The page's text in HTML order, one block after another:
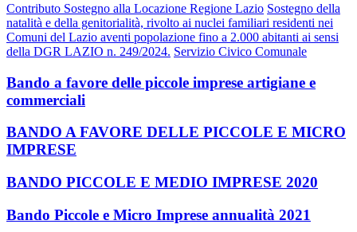
Contributo Sostegno alla Locazione Regione Lazio Sostegno della
natalità e della genitorialità, rivolto ai nuclei familiari residenti nei
Comuni del Lazio aventi popolazione fino a 2.000 abitanti ai sensi
della DGR LAZIO n. 249/2024. Servizio Civico Comunale
Bando a favore delle piccole imprese artigiane e
commerciali
BANDO A FAVORE DELLE PICCOLE E MICRO
IMPRESE
BANDO PICCOLE E MEDIO IMPRESE 2020
Bando Piccole e Micro Imprese annualità 2021